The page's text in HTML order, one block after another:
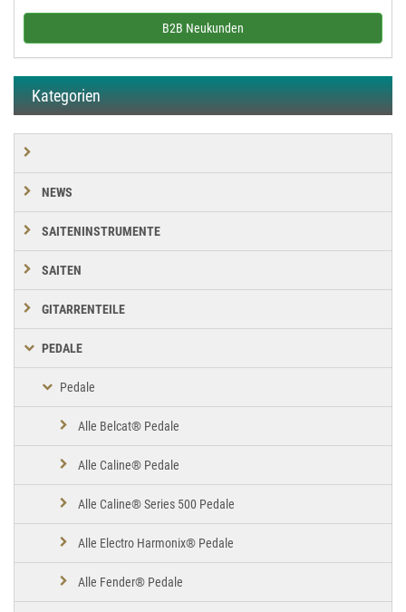
B2B Neukunden
Kategorien
NEWS
SAITENINSTRUMENTE
SAITEN
GITARRENTEILE
PEDALE
Pedale
Alle Belcat® Pedale
Alle Caline® Pedale
Alle Caline® Series 500 Pedale
Alle Electro Harmonix® Pedale
Alle Fender® Pedale